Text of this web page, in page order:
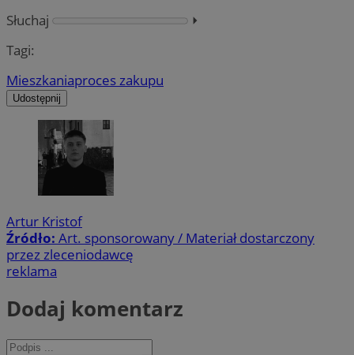
Słuchaj
⏵︎
Tagi:
Mieszkaniaproces zakupu
Udostępnij
Artur Kristof
Źródło: Art. sponsorowany / Materiał dostarczony
przez zleceniodawcę
reklama
Dodaj komentarz